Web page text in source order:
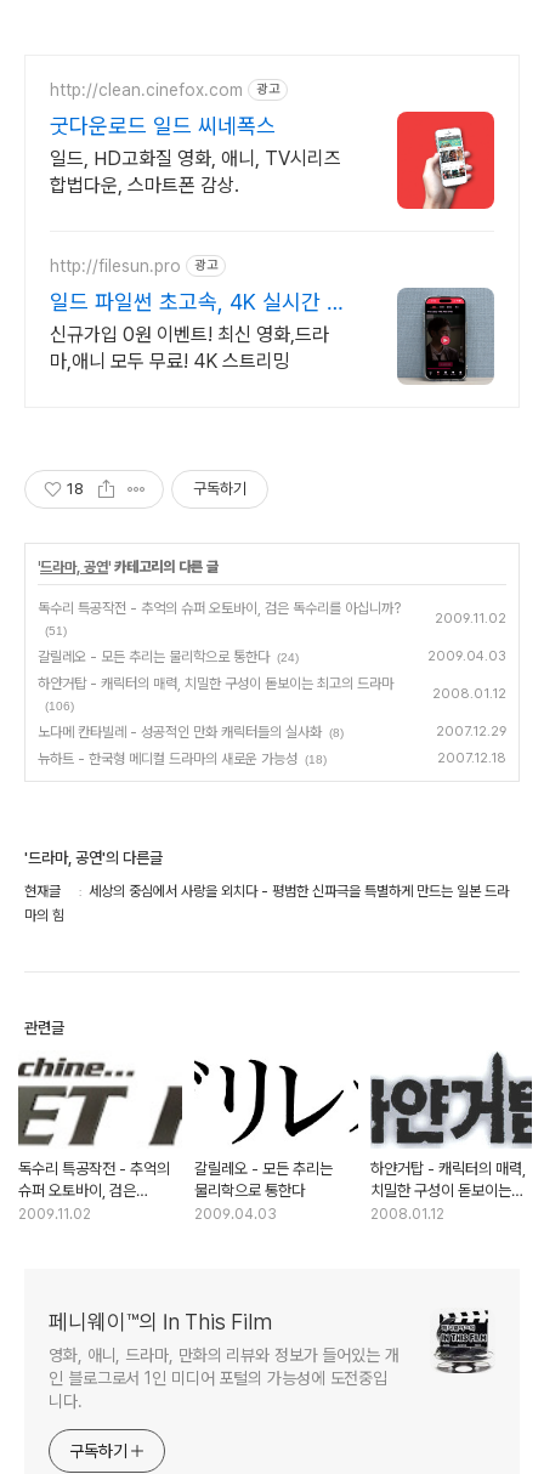
http://clean.cinefox.com 광고
굿다운로드 일드 씨네폭스
일드, HD고화질 영화, 애니, TV시리즈
합법다운, 스마트폰 감상.
http://filesun.pro 광고
일드 파일썬 초고속, 4K 실시간 보
기!
신규가입 0원 이벤트! 최신 영화,드라
마,애니 모두 무료! 4K 스트리밍
18 구독하기
'드라마, 공연' 카테고리의 다른 글
독수리 특공작전 - 추억의 슈퍼 오토바이, 검은 독수리를 아십니까?
(51)
2009.11.02
갈릴레오 - 모든 추리는 물리학으로 통한다 (24) 2009.04.03
하얀거탑 - 캐릭터의 매력, 치밀한 구성이 돋보이는 최고의 드라마
(106)
2008.01.12
노다메 칸타빌레 - 성공적인 만화 캐릭터들의 실사화 (8) 2007.12.29
뉴하트 - 한국형 메디컬 드라마의 새로운 가능성 (18) 2007.12.18
'드라마, 공연'의 다른글
현재글
세상의 중심에서 사랑을 외치다 - 평범한 신파극을 특별하게 만드는 일본 드라
마의 힘
관련글
독수리 특공작전 - 추억의
슈퍼 오토바이, 검은
독수리를 아십니까?
2009.11.02
갈릴레오 - 모든 추리는
물리학으로 통한다
2009.04.03
하얀거탑 - 캐릭터의 매력,
치밀한 구성이 돋보이는
최고의 드라마
2008.01.12
페니웨이™의 In This Film
영화, 애니, 드라마, 만화의 리뷰와 정보가 들어있는 개
인 블로그로서 1인 미디어 포털의 가능성에 도전중입
니다.
구독하기